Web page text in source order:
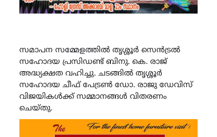
സമാപന സമ്മേളത്തിൽ തൃശ്ശൂർ സെൻട്രൽ
സഹോദയ പ്രസിഡണ്ട് ബിനു. കെ. രാജ്
അദ്ധ്യക്ഷത വഹിച്ചു. ചടങ്ങിൽ തൃശ്ശൂർ
സഹോദയ ചീഫ് പേട്രൺ ഡോ. രാജു ഡേവിസ്
വിജയികൾക്ക് സമ്മാനങ്ങൾ വിതരണം
ചെയ്തു.